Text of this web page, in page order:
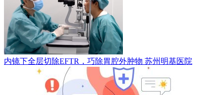
内镜下全层切除EFTR，巧除胃腔外肿物 苏州明基医院